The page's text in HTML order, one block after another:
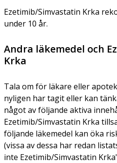
Ezetimib/Simvastatin Krka
under 10 år.
Andra läkemedel och
Krka
Tala om för läkare eller
nyligen har tagit eller kan
något av följande aktiva
Ezetimib/Simvastatin Krka
följande läkemedel kan öka
(vissa av dessa har redan
inte Ezetimib/Simvastatin